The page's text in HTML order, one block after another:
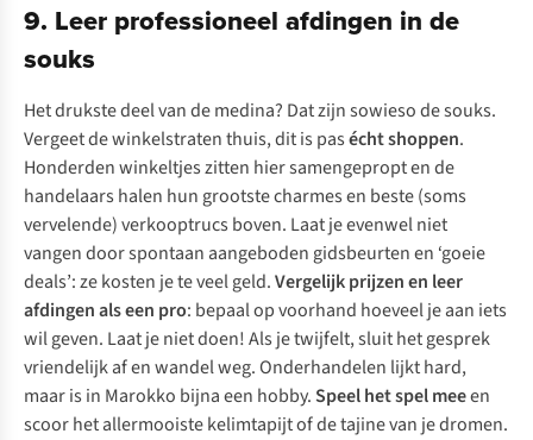
9. Leer professioneel afdingen in de
souks
Het drukste deel van de medina? Dat zijn sowieso de souks.
Vergeet de winkelstraten thuis, dit is pasécht shoppen.
Honderden winkeltjes zitten hier samengepropt en de
handelaars halen hun grootste charmes en beste (soms
vervelende) verkooptrucs boven. Laat je evenwel niet
vangen door spontaan aangeboden gidsbeurten en ‘goeie
deals’: ze kosten je te veel geld.Vergelijk prijzen en leer
afdingen als een pro: bepaal op voorhand hoeveel je aan iets
wil geven. Laat je niet doen! Als je twijfelt, sluit het gesprek
vriendelijk af en wandel weg. Onderhandelen lijkt hard,
maar is in Marokko bijna een hobby.Speel het spel meeen
scoor het allermooiste kelimtapijt of de tajine van je dromen.